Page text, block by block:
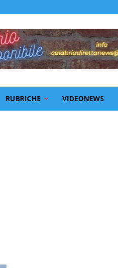
RUBRICHE VIDEONEWS